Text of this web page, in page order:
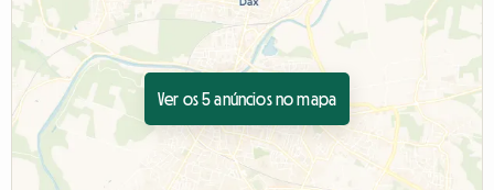
Ver os 5 anúncios no mapa